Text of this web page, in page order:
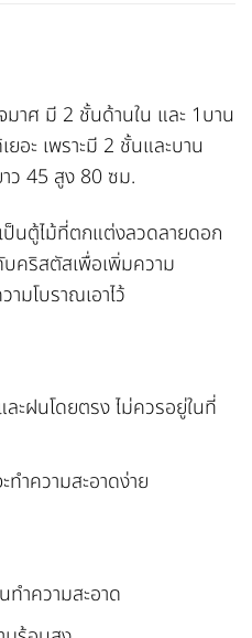
าศ มี 2 ชั้นด้านใน และ 1บาน
ยอะ เพราะมี 2 ชั้นและบาน
ว 45 สูง 80 ซม.
ป็นตู้ไม้ที่ตกแต่งลวดลายดอก
คริสตัสเพื่อเพิ่มความ
มโบราณเอาไว้
ะฝนโดยตรง ไม่ควรอยู่ในที่
ำความสะอาดง่าย
ำความสะอาด